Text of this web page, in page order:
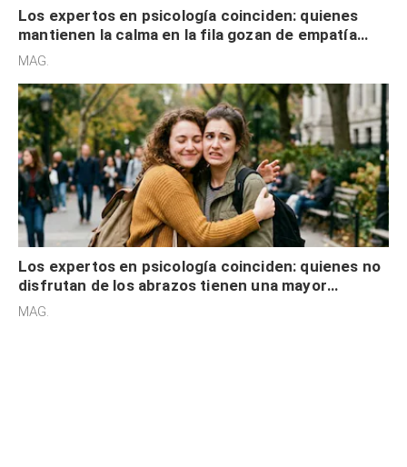
Los expertos en psicología coinciden: quienes
mantienen la calma en la fila gozan de empatía
cognitiva, gratitud y no solo tienen autocontrol
MAG.
Los expertos en psicología coinciden: quienes no
disfrutan de los abrazos tienen una mayor
sensibilidad a los estímulos físicos y no es por
MAG.